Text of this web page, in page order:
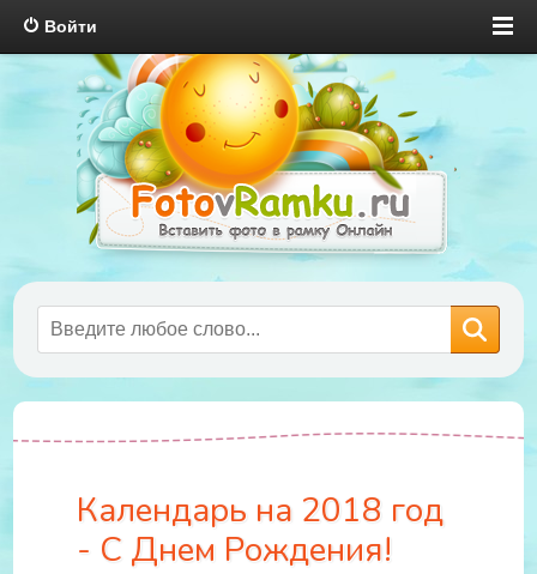
Войти
Календарь на 2018 год
- С Днем Рождения!